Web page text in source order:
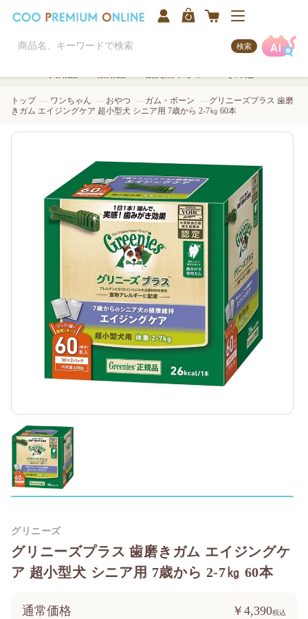
検索
トップ ワンちゃん おやつ ガム・ボーン
グリニーズプラス 歯磨
きガム エイジングケア 超小型犬 シニア用 7歳から 2-7㎏ 60本
グリニーズプラス 歯磨きガム エイジングケ
ア 超小型犬 シニア用 7歳から 2-7㎏ 60本
通常価格 ￥4,390
グリニーズ